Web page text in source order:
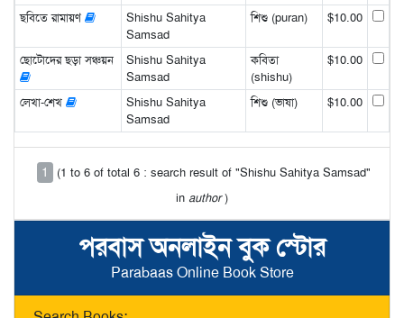
পরবাস অনলাইন বুক স্টোর
Parabaas Online Book Store
ছবিতে রামায়ণ
Shishu Sahitya
Samsad
শিশু (puran) $10.00
ছোটোদের ছড়া সঞ্চয়ন
Shishu Sahitya
Samsad
কবিতা
(shishu)
$10.00
লেখা-শেখ
Shishu Sahitya
Samsad
শিশু (ভাষা) $10.00
1
(1 to 6 of total 6 : search result of "Shishu Sahitya Samsad"
in author)